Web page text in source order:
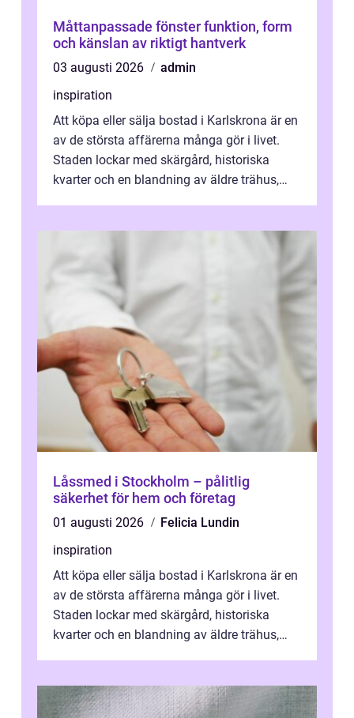
Måttanpassade fönster funktion, form
och känslan av riktigt hantverk
03 augusti 2026
admin
inspiration
Att köpa eller sälja bostad i Karlskrona är en
av de största affärerna många gör i livet.
Staden lockar med skärgård, historiska
kvarter och en blandning av äldre trähus,
Låssmed i Stockholm – pålitlig
säkerhet för hem och företag
01 augusti 2026
Felicia Lundin
inspiration
Att köpa eller sälja bostad i Karlskrona är en
av de största affärerna många gör i livet.
Staden lockar med skärgård, historiska
kvarter och en blandning av äldre trähus,